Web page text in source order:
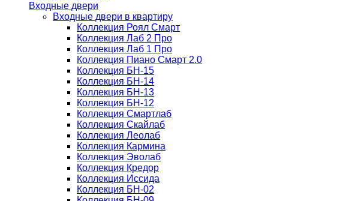
Входные двери
Входные двери в квартиру
Коллекция Роял Смарт
Коллекция Лаб 2 Про
Коллекция Лаб 1 Про
Коллекция Пиано Смарт 2.0
Коллекция БН-15
Коллекция БН-14
Коллекция БН-13
Коллекция БН-12
Коллекция Смартлаб
Коллекция Скайлаб
Коллекция Леолаб
Коллекция Кармина
Коллекция Эволаб
Коллекция Кредор
Коллекция Иссида
Коллекция БН-02